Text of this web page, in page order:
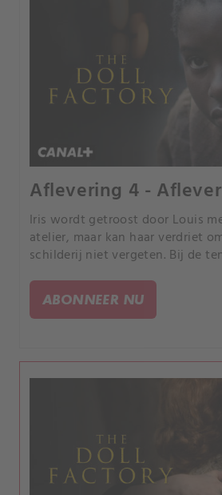
Aflevering 4 -
Iris wordt getroost door Louis
atelier, maar kan haar verdriet
schilderij niet vergeten. Bij de
fantasie was.
ABONNEER NU